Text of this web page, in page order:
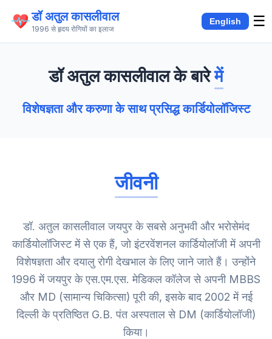
डॉ अतुल कासलीवाल
1996 से हृदय रोगियों का इलाज
English ☰
डॉ अतुल कासलीवाल के बारेमें
विशेषज्ञता और करुणा के साथ प्रसिद्ध कार्डियोलॉजिस्ट
जीवनी
डॉ. अतुल कासलीवाल जयपुर के सबसे अनुभवी और भरोसेमंद
कार्डियोलॉजिस्ट में से एक हैं, जो इंटरवेंशनल कार्डियोलॉजी में अपनी
विशेषज्ञता और दयालु रोगी देखभाल के लिए जाने जाते हैं। उन्होंने
1996 में जयपुर के एस.एम.एस. मेडिकल कॉलेज से अपनी MBBS
और MD (सामान्य चिकित्सा) पूरी की, इसके बाद 2002 में नई
दिल्ली के प्रतिष्ठित G.B. पंत अस्पताल से DM (कार्डियोलॉजी)
किया।